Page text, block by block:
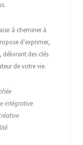
à cheminer à
d'exprimer,
des clés
de votre vie.
intégrative